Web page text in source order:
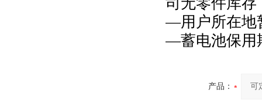
—用户所在地
—蓄电池保用
产品：